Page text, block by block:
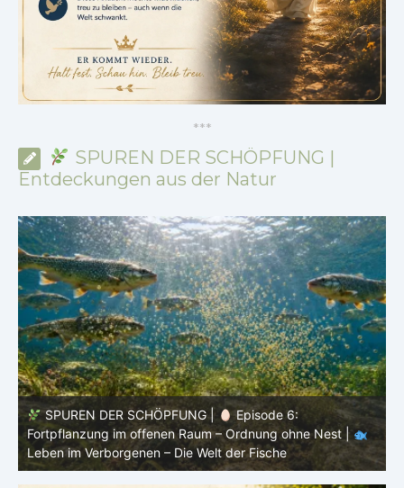
***
SPUREN DER SCHÖPFUNG |
Entdeckungen aus der Natur
SPUREN DER SCHÖPFUNG |
Episode 5: Schutz ohne
Panzer – Tarnung, Farbe und Form |
Leben im
Verborgenen – Die Welt der Fische